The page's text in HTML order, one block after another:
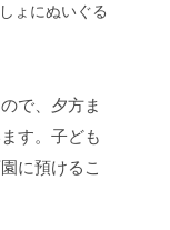
ょにぬいぐる
で、夕方ま
す。子ども
に預けるこ